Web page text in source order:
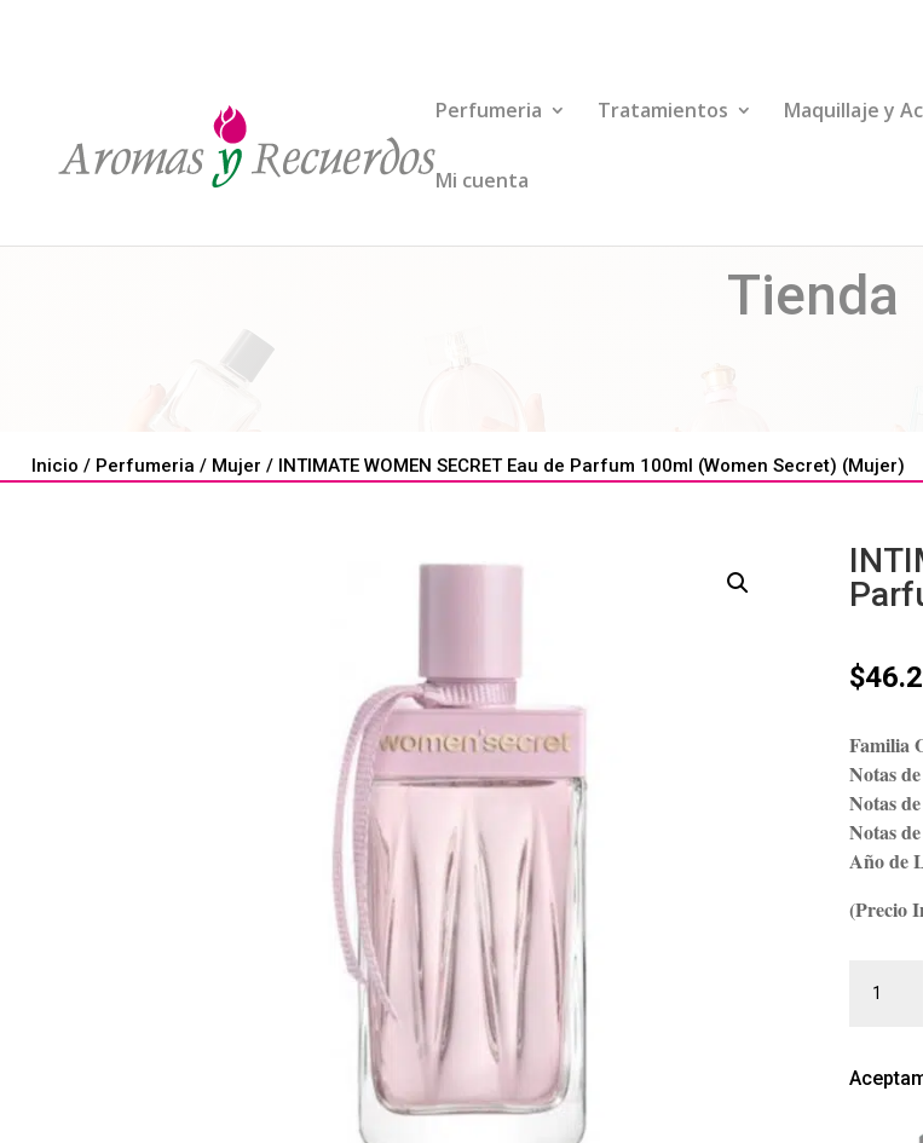
Perfumeria Tratamientos Maquillaje y
Mi cuenta
Tienda
Inicio / Perfumeria / Mujer / INTIMATE WOMEN SECRET Eau de Parfum 100ml (Women Secret) (Mujer)
$
Familia
Notas
Notas
Notas
Año de
(Precio
WOMEN
DE